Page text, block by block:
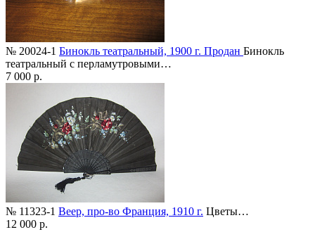
№ 20024-1 Бинокль театральный, 1900 г. Продан Бинокль
театральный с перламутровыми…
7 000 р.
№ 11323-1 Веер, про-во Франция, 1910 г. Цветы…
12 000 р.